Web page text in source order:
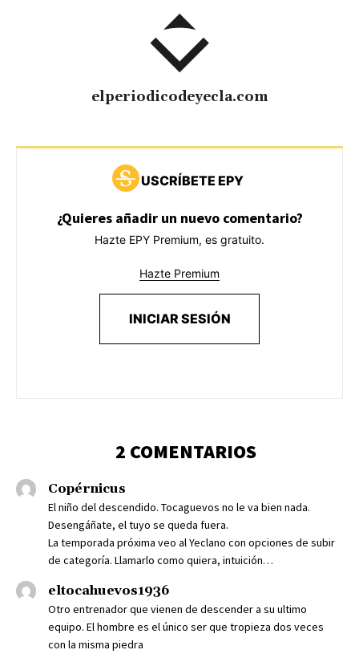
elperiodicodeyecla.com
USCRÍBETE EPY
¿Quieres añadir un nuevo comentario?
Hazte EPY Premium, es gratuito.
Hazte Premium
INICIAR SESIÓN
2 COMENTARIOS
Copérnicus
El niño del descendido. Tocaguevos no le va bien nada.
Desengáñate, el tuyo se queda fuera.
La temporada próxima veo al Yeclano con opciones de subir
de categoría. Llamarlo como quiera, intuición…
eltocahuevos1936
Otro entrenador que vienen de descender a su ultimo
equipo. El hombre es el único ser que tropieza dos veces
con la misma piedra